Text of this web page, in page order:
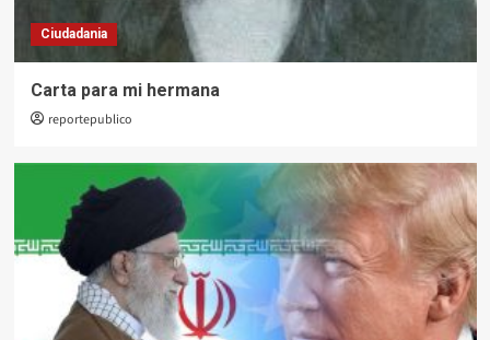
Ciudadania
Carta para mi hermana
reportepublico